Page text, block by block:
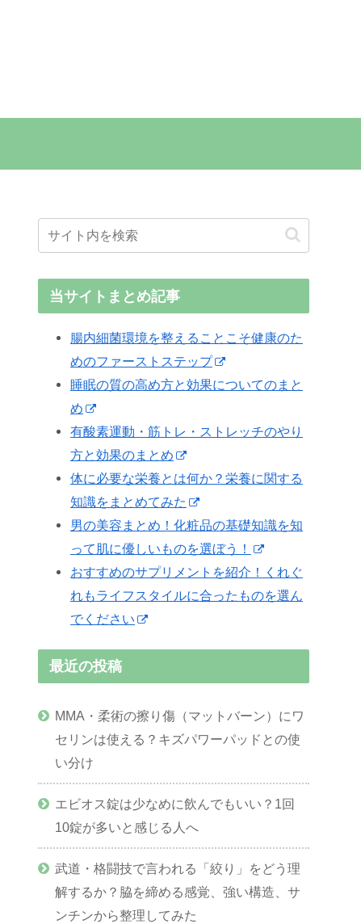
当サイトまとめ記事
腸内細菌環境を整えることこそ健康のた
めのファーストステップ
睡眠の質の高め方と効果についてのまと
め
有酸素運動・筋トレ・ストレッチのやり
方と効果のまとめ
体に必要な栄養とは何か？栄養に関する
知識をまとめてみた
男の美容まとめ！化粧品の基礎知識を知
って肌に優しいものを選ぼう！
おすすめのサプリメントを紹介！くれぐ
れもライフスタイルに合ったものを選ん
でください
最近の投稿
MMA・柔術の擦り傷（マットバーン）にワ
セリンは使える？キズパワーパッドとの使
い分け
エビオス錠は少なめに飲んでもいい？1回
10錠が多いと感じる人へ
武道・格闘技で言われる「絞り」をどう理
解するか？脇を締める感覚、強い構造、サ
ンチンから整理してみた